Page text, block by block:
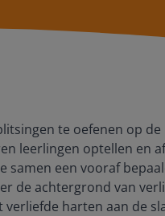
te oefenen op de
leerlingen optellen en
samen een vooraf
de achtergrond van
harten aan de